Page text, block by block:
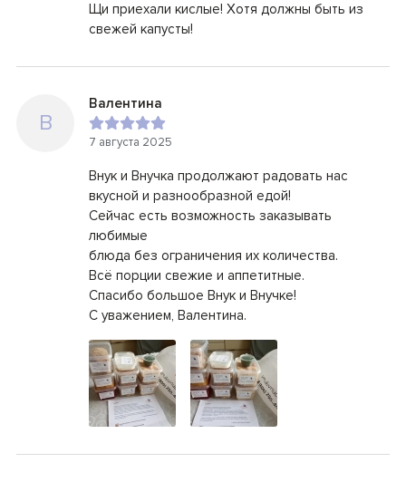
Щи приехали кислые! Хотя должны быть из
свежей капусты!
В
Валентина
7 августа 2025
Внук и Внучка продолжают радовать нас
вкусной и разнообразной едой!
Сейчас есть возможность заказывать
любимые
блюда без ограничения их количества.
Всё порции свежие и аппетитные.
Спасибо большое Внук и Внучке!
С уважением, Валентина.